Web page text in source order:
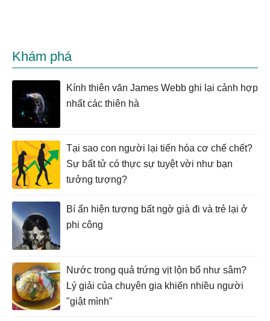
Khám phá
Kính thiên văn James Webb ghi lại cảnh hợp
nhất các thiên hà
Tại sao con người lại tiến hóa cơ chế chết?
Sự bất tử có thực sự tuyệt vời như bạn
tưởng tượng?
Bí ẩn hiện tượng bất ngờ già đi và trẻ lại ở
phi công
Nước trong quả trứng vịt lộn bổ như sâm?
Lý giải của chuyên gia khiến nhiều người
"giật mình"